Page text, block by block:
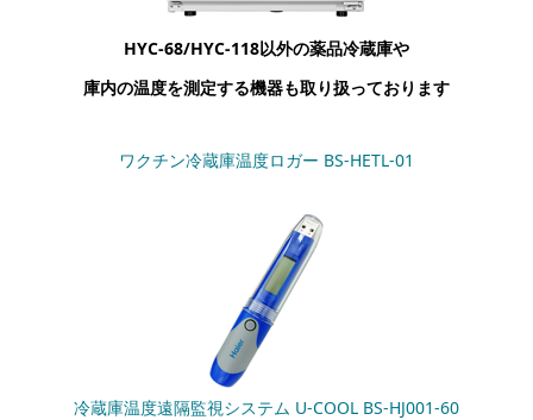
HYC-68/HYC-118以外の薬品冷蔵庫や
庫内の温度を測定する機器も取り扱っております
ワクチン冷蔵庫温度ロガー BS-HETL-01
冷蔵庫温度遠隔監視システム U-COOL BS-HJ001-60